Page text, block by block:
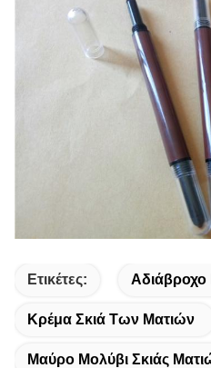
Ετικέτες: Αδιάβροχο
Κρέμα Σκιά Των Ματιών
Μαύρο Μολύβι Σκιάς